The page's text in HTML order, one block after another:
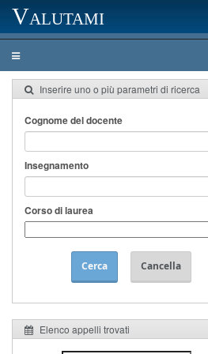
Valutami
Inserire uno o più parametri di ricerca
Cognome del docente
Insegnamento
Corso di laurea
Cerca Cancella
Elenco appelli trovati